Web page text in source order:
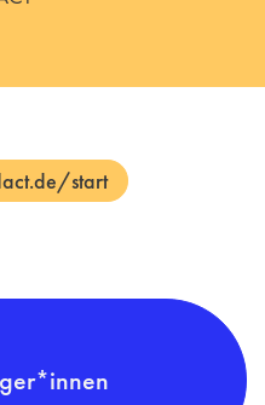
start